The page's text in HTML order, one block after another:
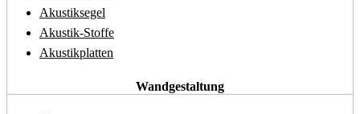
Akustiksegel
Akustik-Stoffe
Akustikplatten
Wandgestaltung